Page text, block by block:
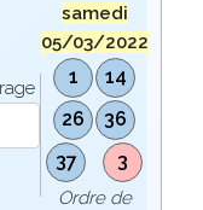
samedi
05/03/2022
1
14
26
36
37
3
Ordre de